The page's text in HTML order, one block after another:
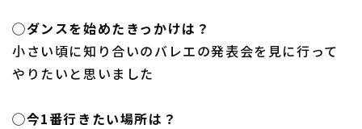
◯ダンスを始めたきっかけは？
小さい頃に知り合いのバレエの発表会を見に行って
やりたいと思いました
◯今1番行きたい場所は？